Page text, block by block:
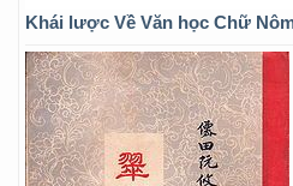
Khái lược Về Văn học Chữ